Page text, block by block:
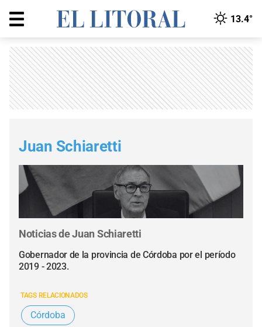
13.4°
Juan Schiaretti
Noticias de Juan Schiaretti
Gobernador de la provincia de Córdoba por el período
2019 - 2023.
TAGS RELACIONADOS
Córdoba